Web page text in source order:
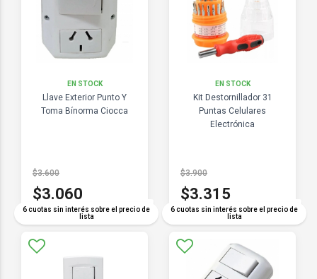
EN STOCK
Llave Exterior Punto Y
Toma Bínorma Ciocca
6 cuotas sin interés sobre el precio de
lista
$3.600
$3.060
COMPARAR
EN STOCK
Kit Destornillador 31
Puntas Celulares
Electrónica
6 cuotas sin interés sobre el precio de
lista
$3.900
$3.315
COMPARAR